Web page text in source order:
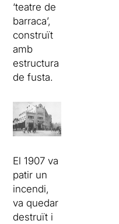
‘teatre de
barraca’,
construït
amb
estructura
de fusta.
El 1907 va
patir un
incendi,
va quedar
destruït i